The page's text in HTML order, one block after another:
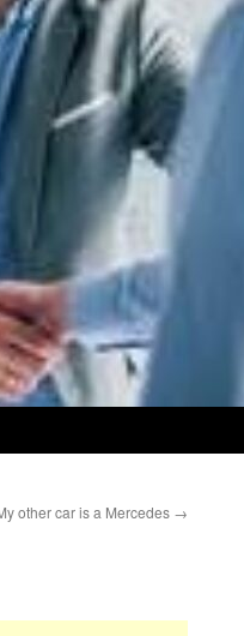
other car is a Mercedes →